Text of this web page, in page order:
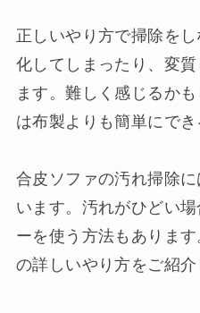
正しいやり方で掃除を
化してしまったり、変
ます。難しく感じるか
は布製よりも簡単にでき
合皮ソファの汚れ掃除
います。汚れがひどい
ーを使う方法もありま
の詳しいやり方をご紹介